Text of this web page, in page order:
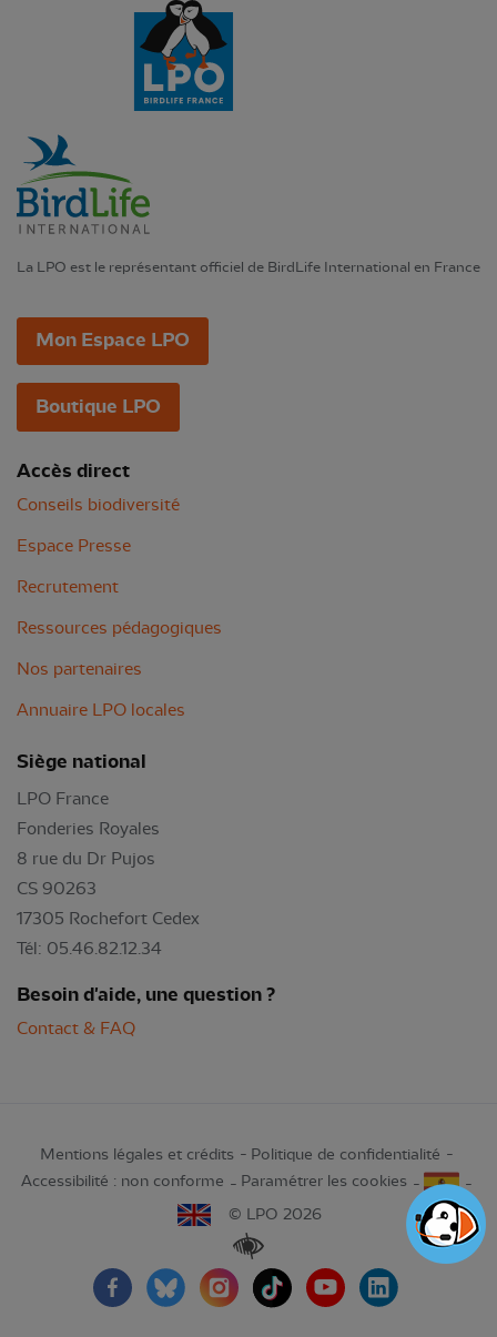
La LPO est le représentant officiel de BirdLife International en France
Mon Espace LPO
Boutique LPO
Accès direct
Conseils biodiversité
Espace Presse
Recrutement
Ressources pédagogiques
Nos partenaires
Annuaire LPO locales
Siège national
LPO France
Fonderies Royales
8 rue du Dr Pujos
CS 90263
17305 Rochefort Cedex
Tél: 05.46.82.12.34
Besoin d'aide, une question ?
Contact & FAQ
Mentions légales et crédits
Politique de confidentialité
Accessibilité : non conforme
Paramétrer les cookies
© LPO 2026
Renforcer les contrastes